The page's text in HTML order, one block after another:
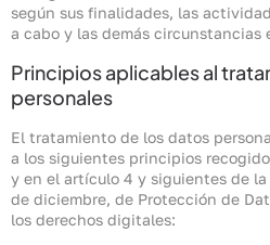
según sus finalidades, las
a cabo y las demás circunstancias
Principios aplicables al
personales
El tratamiento de los datos
a los siguientes principios
y en el artículo 4 y siguientes de
de diciembre, de Protección de
los derechos digitales: